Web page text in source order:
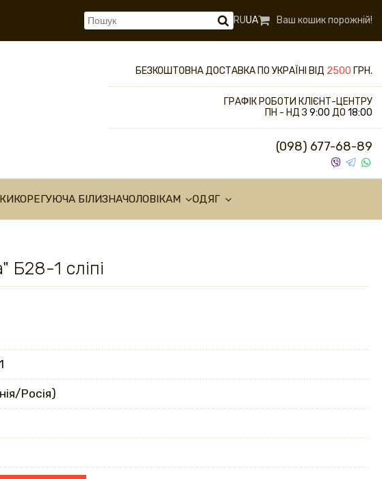
RUUA Ваш кошик порожній!
БЕЗКОШТОВНА ДОСТАВКА ПО УКРАЇНІ ВІД 2500 ГРН.
ГРАФІК РОБОТИ КЛІЄНТ-ЦЕНТРУ
ПН - НД З 9:00 ДО 18:00
(098) 677-68-89
КОРЕГУЮЧА БІЛИЗНАЧОЛОВІКАМ ОДЯГ
Б28-1 сліпі
Росія)